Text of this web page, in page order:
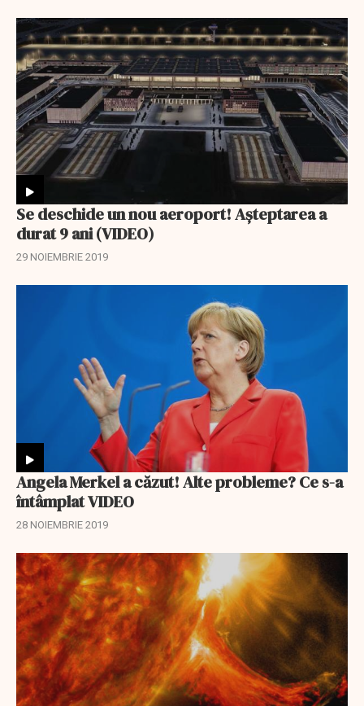
Se deschide un nou aeroport! Așteptarea a
durat 9 ani (VIDEO)
29 NOIEMBRIE 2019
Angela Merkel a căzut! Alte probleme? Ce s-a
întâmplat VIDEO
28 NOIEMBRIE 2019